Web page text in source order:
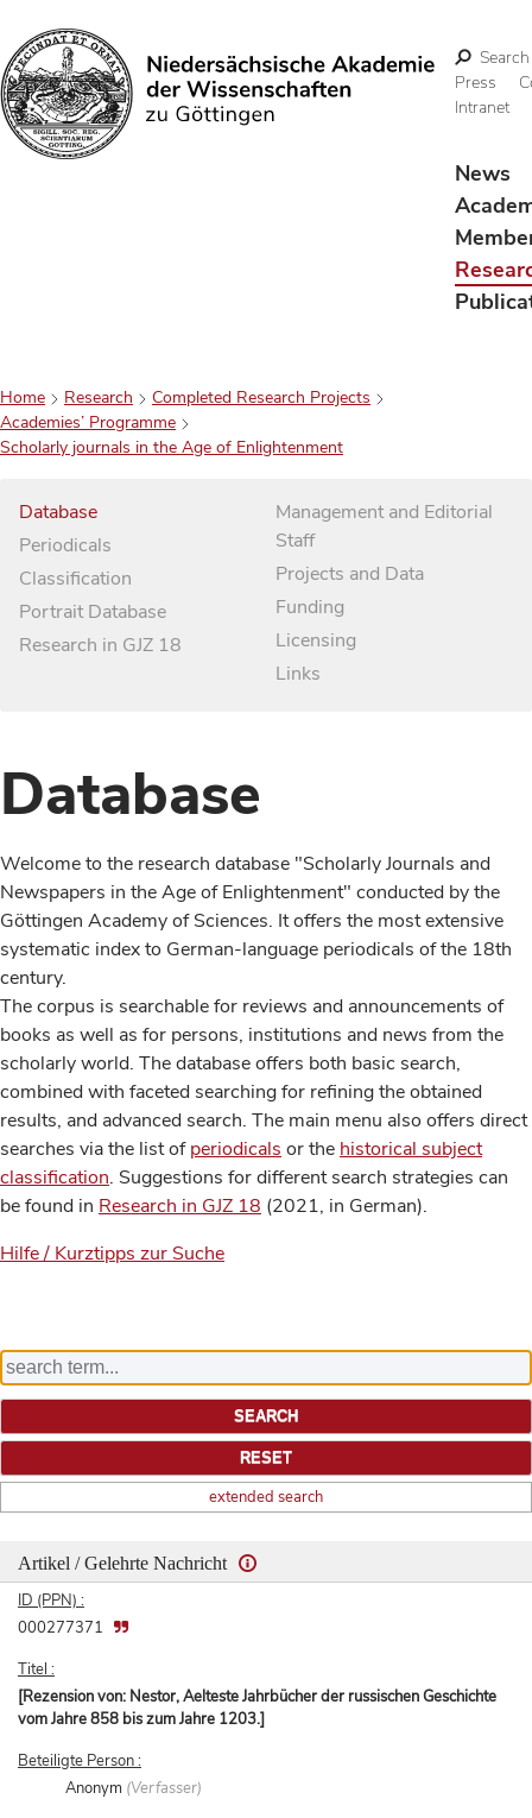
Search
Search
Press
Intranet
News
Home Research
Completed Research Projects
Academies’ Programme
Scholarly journals in the Age of Enlightenment
Database
Periodicals
Classification
Portrait Database
Research in GJZ 18
Management and Editorial
Staff
Projects and Data
Funding
Licensing
Links
Database
Welcome to the research database "Scholarly Journals and
Newspapers in the Age of Enlightenment" conducted by the
Göttingen Academy of Sciences. It offers the most extensive
systematic index to German-language periodicals of the 18th
century.
The corpus is searchable for reviews and announcements of
books as well as for persons, institutions and news from the
scholarly world. The database offers both basic search,
combined with faceted searching for refining the obtained
results, and advanced search. The main menu also offers direct
searches via the list ofperiodicals or the historical subject
classification. Suggestions for different search strategies can
be found in Research in GJZ 18 (2021, in German).
Hilfe / Kurztipps zur Suche
extended search
Artikel / Gelehrte Nachricht
ID (PPN) :
000277371
Titel :
[Rezension von: Nestor, Aelteste Jahrbücher der russischen Geschichte
vom Jahre 858 bis zum Jahre 1203.]
Beteiligte Person :
Anonym (Verfasser)